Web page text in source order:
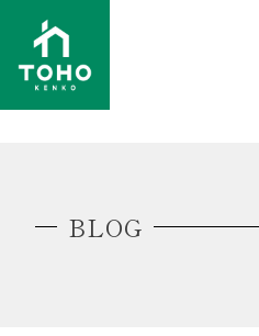
BLOG